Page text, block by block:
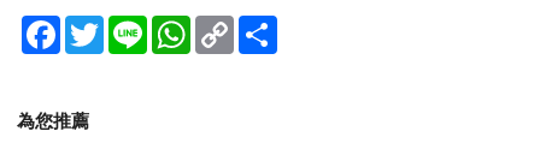
Facebook
TwitterLine WhatsApp
Copy
Link
為您推薦